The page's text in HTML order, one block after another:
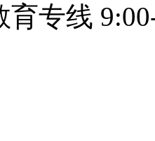
育专线